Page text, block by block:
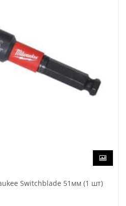
Switchblade 51мм (1 шт)